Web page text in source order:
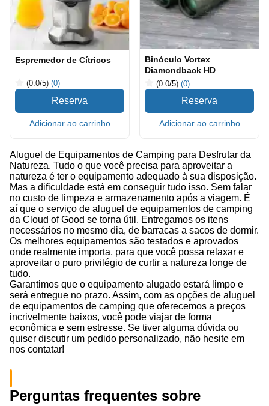
Espremedor de Cítricos
(0.0/5) (0)
Adicionar ao carrinho
Binóculo Vortex
Diamondback HD
(0.0/5) (0)
Adicionar ao carrinho
Aluguel de Equipamentos de Camping para Desfrutar da
Natureza. Tudo o que você precisa para aproveitar a
natureza é ter o equipamento adequado à sua disposição.
Mas a dificuldade está em conseguir tudo isso. Sem falar
no custo de limpeza e armazenamento após a viagem. É
aí que o serviço de aluguel de equipamentos de camping
da Cloud of Good se torna útil. Entregamos os itens
necessários no mesmo dia, de barracas a sacos de dormir.
Os melhores equipamentos são testados e aprovados
onde realmente importa, para que você possa relaxar e
aproveitar o puro privilégio de curtir a natureza longe de
tudo.
Garantimos que o equipamento alugado estará limpo e
será entregue no prazo. Assim, com as opções de aluguel
de equipamentos de camping que oferecemos a preços
incrivelmente baixos, você pode viajar de forma
econômica e sem estresse. Se tiver alguma dúvida ou
quiser discutir um pedido personalizado, não hesite em
nos contatar!
Perguntas frequentes sobre